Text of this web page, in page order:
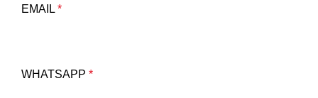
EMAIL *
WHATSAPP *